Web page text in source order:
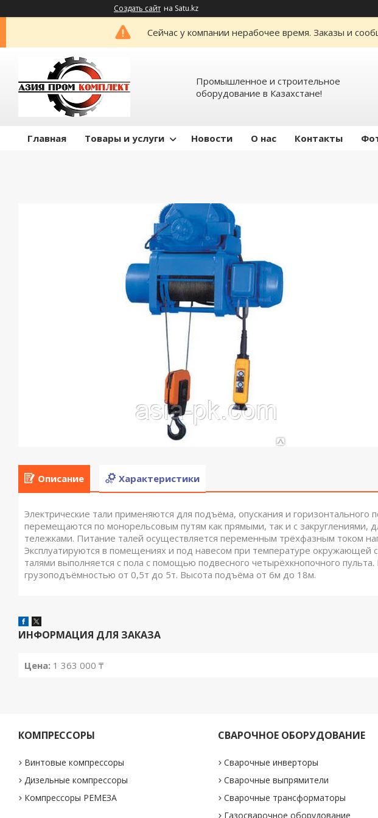
Создать сайт на Satu.kz
Сейчас у компании нерабочее время. Заказы и
Промышленное и строительное
оборудование в Казахстане!
Главная Товары и услуги Новости О нас Контакты
Описание Характеристики
Электрические тали применяются для подъёма, опускания и горизонтального
перемещаются по монорельсовым путям как прямыми, так и с закруглениями,
тележками. Питание талей осуществляется переменным трёхфазным током
Эксплуатируются в помещениях и под навесом при температуре окружающей
талями выполняется с пола с помощью подвесного четырёхкнопочного
грузоподъёмностью от 0,5т до 5т. Высота подъёма от 6м до 18м.
ИНФОРМАЦИЯ ДЛЯ ЗАКАЗА
Цена: 1 363 000 ₸
КОМПРЕССОРЫ
Винтовые компрессоры
Дизельные компрессоры
Компрессоры РЕМЕЗА
СВАРОЧНОЕ ОБОРУДОВАНИЕ
Сварочные инверторы
Сварочные выпрямители
Сварочные трансформаторы
Газосварочное оборудование